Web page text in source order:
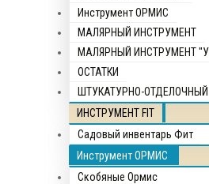
Инструмент ОРМИС
МАЛЯРНЫЙ ИНСТРУМЕНТ
МАЛЯРНЫЙ ИНСТРУМЕНТ
ОСТАТКИ
ШТУКАТУРНО-
ИНСТРУМЕНТ FIT
Садовый инвентарь Фит
Инструмент ОРМИС
Скобяные Ормис